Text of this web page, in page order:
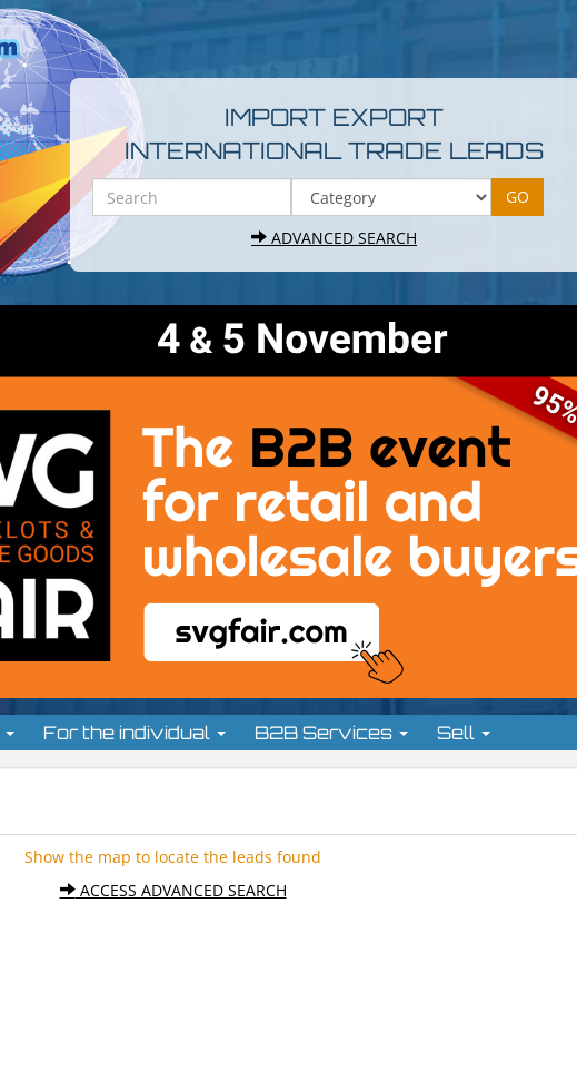
IMPORT EXPORT
INTERNATIONAL TRADE LEADS
ADVANCED SEARCH
For the individual B2B Services Sell
Show the map to locate the leads found
ACCESS ADVANCED SEARCH